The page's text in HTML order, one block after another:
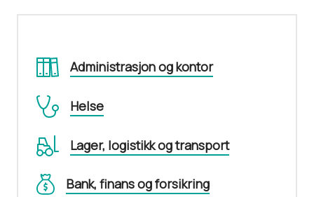
Administrasjon og kontor
Helse
Lager, logistikk og transport
Bank, finans og forsikring